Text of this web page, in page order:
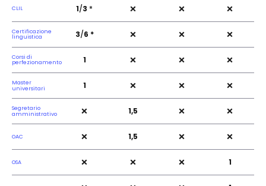
CLIL 1/3 * × × ×
Certificazione
linguistica 3/6 * × × ×
Corsi di
perfezionamento 1 × × ×
Master
universitari
1 × × ×
Segretario
amministrativo
× 1,5 × ×
OAC × 1,5 × ×
OSA × × × 1